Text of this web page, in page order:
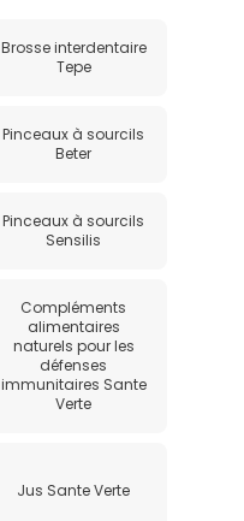
Brosse interdentaire
Tepe
Pinceaux à sourcils
Beter
Pinceaux à sourcils
Sensilis
Compléments
alimentaires
naturels pour les
défenses
immunitaires Sante
Verte
Jus Sante Verte